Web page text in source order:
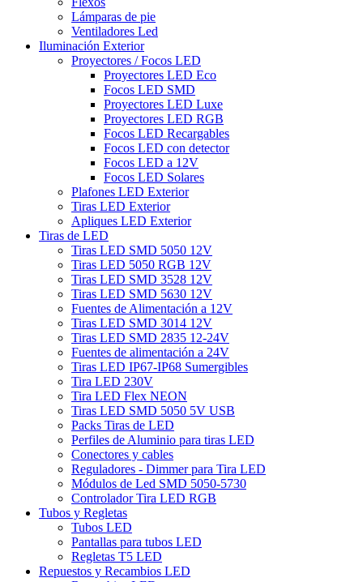
Lámparas de pie
Ventiladores Led
Iluminación Exterior
Proyectores / Focos LED
Proyectores LED Eco
Focos LED SMD
Proyectores LED Luxe
Proyectores LED RGB
Focos LED Recargables
Focos LED con detector
Focos LED a 12V
Focos LED Solares
Plafones LED Exterior
Tiras LED Exterior
Apliques LED Exterior
Tiras de LED
Tiras LED SMD 5050 12V
Tiras LED 5050 RGB 12V
Tiras LED SMD 3528 12V
Tiras LED SMD 5630 12V
Fuentes de Alimentación a 12V
Tiras LED SMD 3014 12V
Tiras LED SMD 2835 12-24V
Fuentes de alimentación a 24V
Tiras LED IP67-IP68 Sumergibles
Tira LED 230V
Tira LED Flex NEON
Tiras LED SMD 5050 5V USB
Packs Tiras de LED
Perfiles de Aluminio para tiras LED
Conectores y cables
Reguladores - Dimmer para Tira LED
Módulos de Led SMD 5050-5730
Controlador Tira LED RGB
Tubos y Regletas
Tubos LED
Pantallas para tubos LED
Regletas T5 LED
Repuestos y Recambios LED